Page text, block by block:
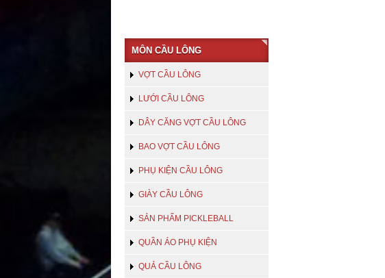
MÔN CẦU LÔNG
VỢT CẦU LÔNG
LƯỚI CẦU LÔNG
DÂY CĂNG VỢT CẦU LÔNG
BAO VỢT CẦU LÔNG
PHỤ KIỆN CẦU LÔNG
GIÀY CẦU LÔNG
SẢN PHẨM PICKLEBALL
QUẦN ÁO PHỤ KIỆN
QUẢ CẦU LÔNG